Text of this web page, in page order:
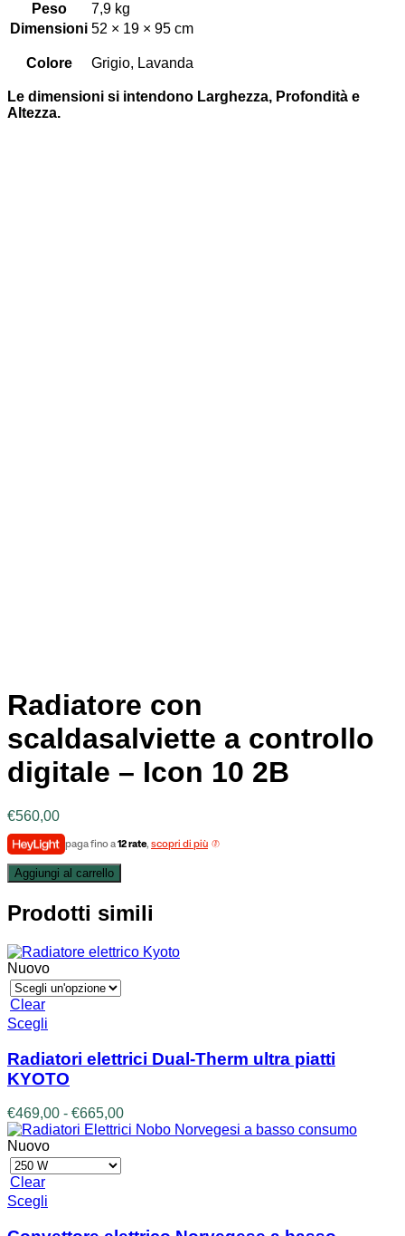
Peso
7,9 kg
Dimensioni 52 × 19 × 95 cm
Colore Grigio, Lavanda
Le dimensioni si intendono Larghezza, Profondità e
Altezza.
Radiatore con
scaldasalviette a controllo
digitale – Icon 10 2B
€560,00
paga fino a12 rate, scopri di più
Aggiungi al carrello
Prodotti simili
Nuovo
Clear
Scegli
ha
più
varianti.
Le
opzioni
possono
essere
scelte
Radiatori elettrici Dual-Therm ultra piatti
KYOTO
€469,00 - €665,00Fascia
di
Nuovo
Clear
Scegli